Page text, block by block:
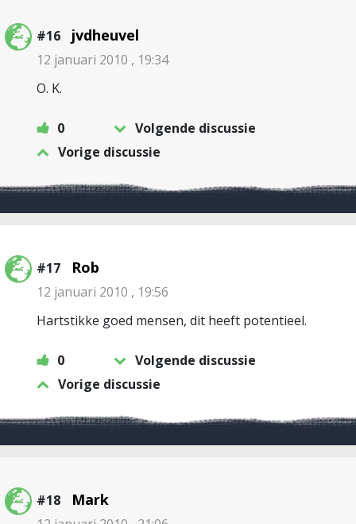
#16 jvdheuvel
12 januari 2010 , 19:34
O. K.
0
Volgende discussie
Vorige discussie
#17 Rob
12 januari 2010 , 19:56
Hartstikke goed mensen, dit heeft potentieel.
0
Volgende discussie
Vorige discussie
#18 Mark